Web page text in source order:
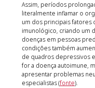
Assim, períodos
literalmente inflamar o
um dos principais fatores
imunológico, criando um
doenças em pessoas
condições também
de quadros depressivos
for a doença autoimune,
apresentar problemas
especialistas (fonte).